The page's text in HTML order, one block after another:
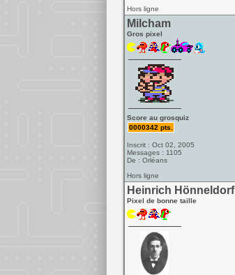
Hors ligne
Milcham
Gros pixel
Score au grosquiz
0000342 pts.
Inscrit : Oct 02, 2005
Messages : 1105
De : Orléans
Hors ligne
Heinrich Hönneldorf
Pixel de bonne taille